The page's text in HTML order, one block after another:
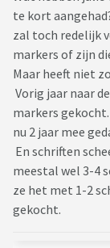
te kort
zal toch redelijk
markers of zijn
Maar heeft niet
Vorig jaar naar
markers
nu 2 jaar mee
En schriften
meestal wel 3-4
ze het met 1-2
gekocht.